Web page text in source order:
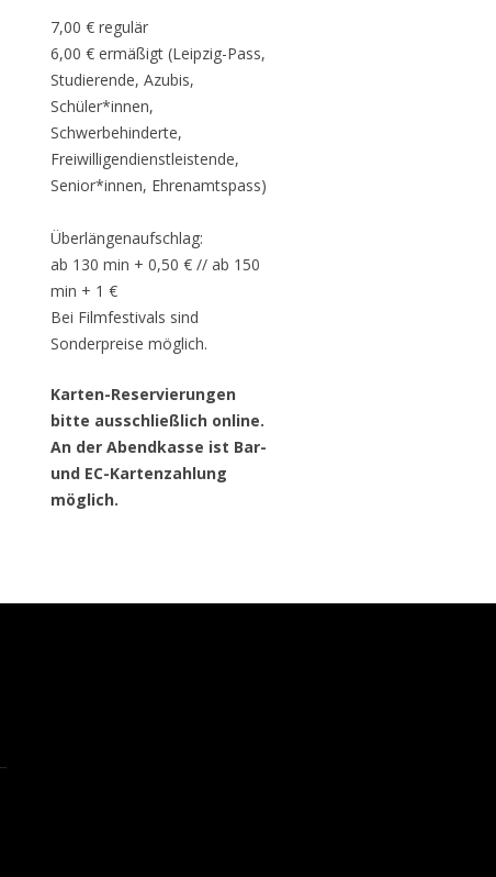
7,00 € regulär
6,00 € ermäßigt (Leipzig-Pass,
Studierende, Azubis,
Schüler*innen,
Schwerbehinderte,
Freiwilligendienstleistende,
Senior*innen, Ehrenamtspass)
Überlängenaufschlag:
ab 130 min + 0,50 € // ab 150
min + 1 €
Bei Filmfestivals sind
Sonderpreise möglich.
Karten-Reservierungen
bitte ausschließlich online.
An der Abendkasse ist Bar-
und EC-Kartenzahlung
möglich.